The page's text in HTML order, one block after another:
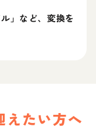
」など、変換を
えたい方へ